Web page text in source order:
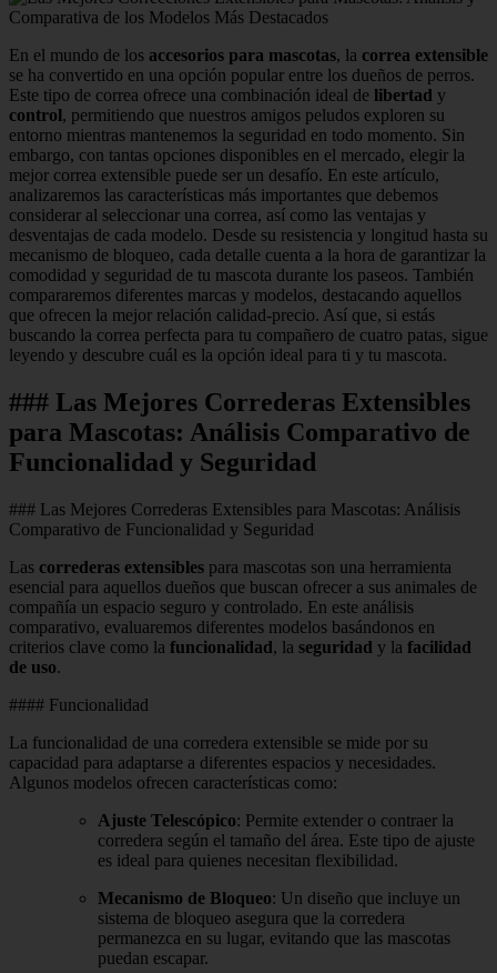
En el mundo de los accesorios para mascotas, la correa extensible
se ha convertido en una opción popular entre los dueños de perros.
Este tipo de correa ofrece una combinación ideal de libertad y
control, permitiendo que nuestros amigos peludos exploren su
entorno mientras mantenemos la seguridad en todo momento. Sin
embargo, con tantas opciones disponibles en el mercado, elegir la
mejor correa extensible puede ser un desafío. En este artículo,
analizaremos las características más importantes que debemos
considerar al seleccionar una correa, así como las ventajas y
desventajas de cada modelo. Desde su resistencia y longitud hasta su
mecanismo de bloqueo, cada detalle cuenta a la hora de garantizar la
comodidad y seguridad de tu mascota durante los paseos. También
compararemos diferentes marcas y modelos, destacando aquellos
que ofrecen la mejor relación calidad-precio. Así que, si estás
buscando la correa perfecta para tu compañero de cuatro patas, sigue
leyendo y descubre cuál es la opción ideal para ti y tu mascota.
### Las Mejores Correderas Extensibles
para Mascotas: Análisis Comparativo de
Funcionalidad y Seguridad
### Las Mejores Correderas Extensibles para Mascotas: Análisis
Comparativo de Funcionalidad y Seguridad
Las correderas extensibles para mascotas son una herramienta
esencial para aquellos dueños que buscan ofrecer a sus animales de
compañía un espacio seguro y controlado. En este análisis
comparativo, evaluaremos diferentes modelos basándonos en
criterios clave como la funcionalidad, la seguridad y la facilidad
de uso.
#### Funcionalidad
La funcionalidad de una corredera extensible se mide por su
capacidad para adaptarse a diferentes espacios y necesidades.
Algunos modelos ofrecen características como:
Ajuste Telescópico: Permite extender o contraer la
corredera según el tamaño del área. Este tipo de ajuste
es ideal para quienes necesitan flexibilidad.
Mecanismo de Bloqueo: Un diseño que incluye un
sistema de bloqueo asegura que la corredera
permanezca en su lugar, evitando que las mascotas
puedan escapar.